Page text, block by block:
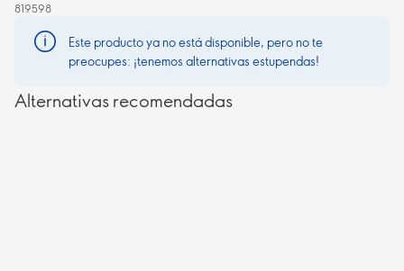
819598
Este producto ya no está disponible, pero no te
preocupes: ¡tenemos alternativas estupendas!
Alternativas recomendadas